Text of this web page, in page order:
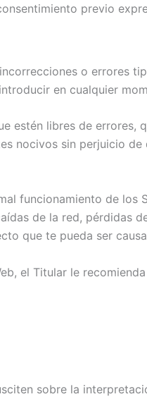
previo
o errores
en cualquier
estén libres de errores,
nocivos sin perjuicio
funcionamiento de los
de la red, pérdidas
que te pueda ser
el Titular le
sobre la